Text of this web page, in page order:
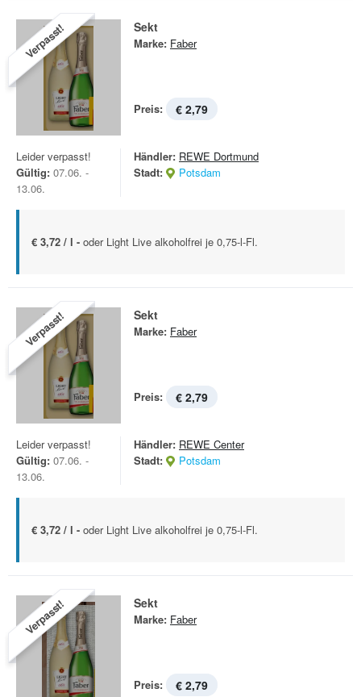
Verpasst! Sekt
Marke: Faber
Preis: € 2,79
Leider verpasst!
Gültig: 07.06. -
13.06.
Händler: REWE Dortmund
Stadt:
Potsdam
€ 3,72 / l - oder Light Live alkoholfrei je 0,75-l-Fl.
Verpasst! Sekt
Marke: Faber
Preis: € 2,79
Leider verpasst!
Gültig: 07.06. -
13.06.
Händler: REWE Center
Stadt:
Potsdam
€ 3,72 / l - oder Light Live alkoholfrei je 0,75-l-Fl.
Verpasst! Sekt
Marke: Faber
Preis: € 2,79